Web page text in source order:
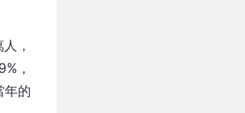
，
，
年的